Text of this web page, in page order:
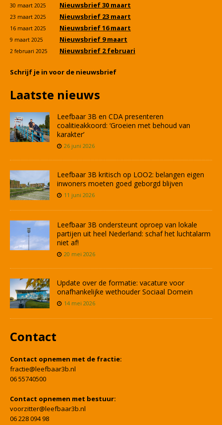
30 maart 2025 Nieuwsbrief 30 maart
23 maart 2025 Nieuwsbrief 23 maart
16 maart 2025 Nieuwsbrief 16 maart
9 maart 2025 Nieuwsbrief 9 maart
2 februari 2025 Nieuwsbrief 2 februari
Schrijf je in voor de nieuwsbrief
Laatste nieuws
Leefbaar 3B en CDA presenteren
coalitieakkoord: ‘Groeien met behoud van
karakter’
26 juni 2026
Leefbaar 3B kritisch op LOO2: belangen eigen
inwoners moeten goed geborgd blijven
11 juni 2026
Leefbaar 3B ondersteunt oproep van lokale
partijen uit heel Nederland: schaf het luchtalarm
niet af!
20 mei 2026
Update over de formatie: vacature voor
onafhankelijke wethouder Sociaal Domein
14 mei 2026
Contact
Contact opnemen met de fractie:
fractie@leefbaar3b.nl
06 55740500
Contact opnemen met bestuur:
voorzitter@leefbaar3b.nl
06 228 094 98